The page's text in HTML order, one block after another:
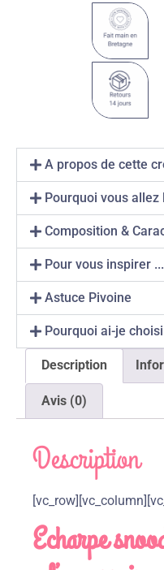
A propos de cette
Pourquoi vous allez
Composition &
Pour vous inspirer ...
Astuce Pivoine
Pourquoi ai-je
Description
Avis (0)
Description
Echarpe